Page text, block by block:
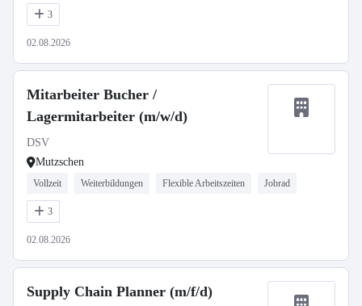
3
02.08.2026
Mitarbeiter Bucher /
Lagermitarbeiter (m/w/d)
DSV
Mutzschen
Vollzeit Weiterbildungen Flexible Arbeitszeiten Jobrad
3
02.08.2026
Supply Chain Planner (m/f/d)